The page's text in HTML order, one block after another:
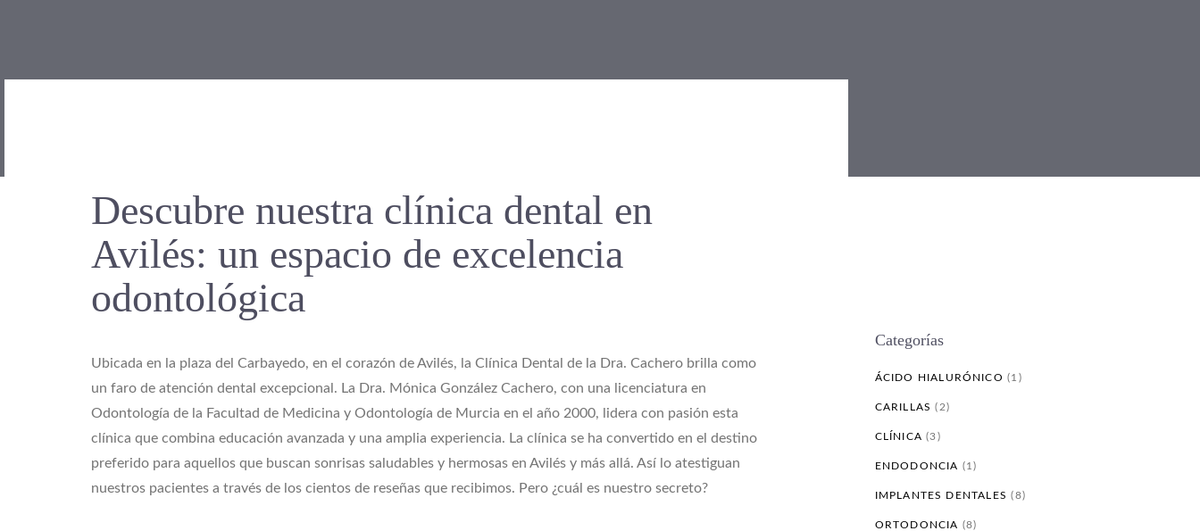
Descubre nuestra clínica dental en
Avilés: un espacio de excelencia
odontológica
Ubicada en la plaza del Carbayedo, en el corazón de Avilés, la Clínica Dental de la Dra. Cachero brilla como
un faro de atención dental excepcional. La Dra. Mónica González Cachero, con una licenciatura en
Odontología de la Facultad de Medicina y Odontología de Murcia en el año 2000, lidera con pasión esta
clínica que combina educación avanzada y una amplia experiencia. La clínica se ha convertido en el destino
preferido para aquellos que buscan sonrisas saludables y hermosas en Avilés y más allá. Así lo atestiguan
nuestros pacientes a través de los cientos de reseñas que recibimos. Pero ¿cuál es nuestro secreto?
Categorías
ÁCIDO HIALURÓNICO (1)
CARILLAS (2)
CLÍNICA (3)
ENDODONCIA (1)
IMPLANTES DENTALES (8)
ORTODONCIA (8)